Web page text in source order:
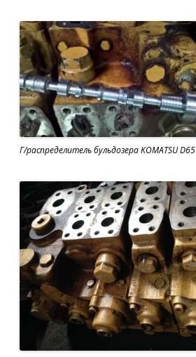
Г/распределитель бульдозера KOMATSU D65